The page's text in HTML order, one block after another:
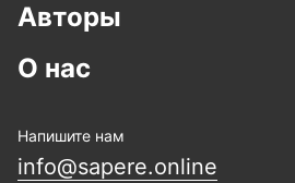
Авторы
О нас
Напишите нам
info@sapere.online